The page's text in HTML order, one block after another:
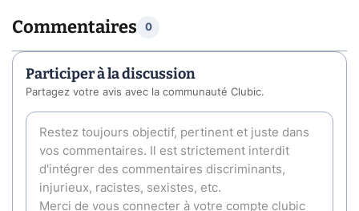
Commentaires 0
Participer à la discussion
Partagez votre avis avec la communauté Clubic.